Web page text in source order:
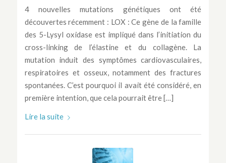
4 nouvelles mutations génétiques ont été
découvertes récemment : LOX : Ce gène de la famille
des 5-Lysyl oxidase est impliqué dans l’initiation du
cross-linking de l’élastine et du collagène. La
mutation induit des symptômes cardiovasculaires,
respiratoires et osseux, notamment des fractures
spontanées. C’est pourquoi il avait été considéré, en
première intention, que cela pourrait être […]
Lire la suite